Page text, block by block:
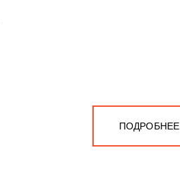
ПОДРОБНЕЕ